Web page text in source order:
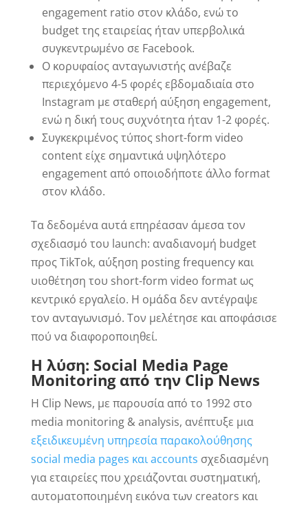
engagement ratio στον κλάδο, ενώ το
budget της εταιρείας ήταν υπερβολικά
συγκεντρωμένο σε Facebook.
Ο κορυφαίος ανταγωνιστής ανέβαζε
περιεχόμενο 4-5 φορές εβδομαδιαία στο
Instagram με σταθερή αύξηση engagement,
ενώ η δική τους συχνότητα ήταν 1-2 φορές.
Συγκεκριμένος τύπος short-form video
content είχε σημαντικά υψηλότερο
engagement από οποιοδήποτε άλλο format
στον κλάδο.
Τα δεδομένα αυτά επηρέασαν άμεσα τον
σχεδιασμό του launch: αναδιανομή budget
προς TikTok, αύξηση posting frequency και
υιοθέτηση του short-form video format ως
κεντρικό εργαλείο. Η ομάδα δεν αντέγραψε
τον ανταγωνισμό. Τον μελέτησε και αποφάσισε
πού να διαφοροποιηθεί.
Η λύση: Social Media Page
Monitoring από την Clip News
Η Clip News, με παρουσία από το 1992 στο
media monitoring & analysis, ανέπτυξε μια
εξειδικευμένη υπηρεσία παρακολούθησης
social media pages και accounts σχεδιασμένη
για εταιρείες που χρειάζονται συστηματική,
αυτοματοποιημένη εικόνα των creators και